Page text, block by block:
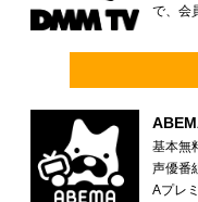
で、会
基本無
声優番
Aプレ